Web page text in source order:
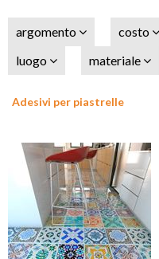
argomento costo
luogo
materiale
Adesivi per piastrelle